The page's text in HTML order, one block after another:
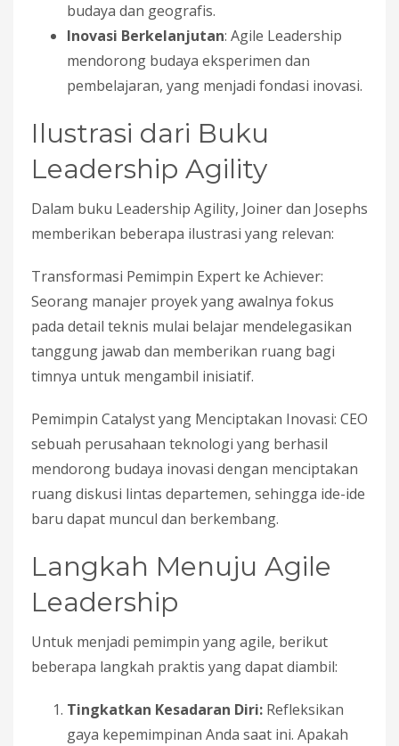
budaya dan geografis.
Inovasi Berkelanjutan: Agile Leadership
mendorong budaya eksperimen dan
pembelajaran, yang menjadi fondasi inovasi.
Ilustrasi dari Buku
Leadership Agility
Dalam buku Leadership Agility, Joiner dan Josephs
memberikan beberapa ilustrasi yang relevan:
Transformasi Pemimpin Expert ke Achiever:
Seorang manajer proyek yang awalnya fokus
pada detail teknis mulai belajar mendelegasikan
tanggung jawab dan memberikan ruang bagi
timnya untuk mengambil inisiatif.
Pemimpin Catalyst yang Menciptakan Inovasi: CEO
sebuah perusahaan teknologi yang berhasil
mendorong budaya inovasi dengan menciptakan
ruang diskusi lintas departemen, sehingga ide-ide
baru dapat muncul dan berkembang.
Langkah Menuju Agile
Leadership
Untuk menjadi pemimpin yang agile, berikut
beberapa langkah praktis yang dapat diambil:
Tingkatkan Kesadaran Diri: Refleksikan
gaya kepemimpinan Anda saat ini. Apakah